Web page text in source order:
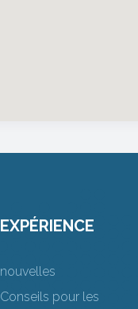
EXPÉRIENCE
nouvelles
Conseils pour les